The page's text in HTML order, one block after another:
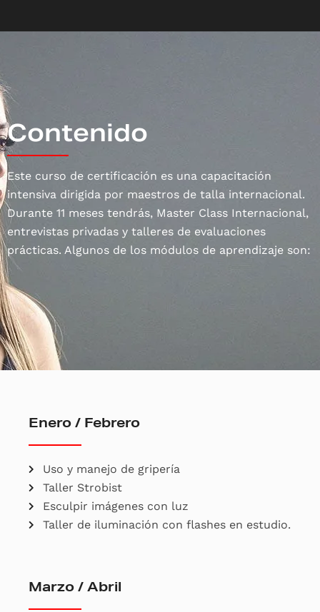
Contenido
Este curso de certificación es una capacitación
intensiva dirigida por maestros de talla internacional.
Durante 11 meses tendrás, Master Class Internacional,
entrevistas privadas y talleres de evaluaciones
prácticas. Algunos de los módulos de aprendizaje son:
Enero / Febrero
Uso y manejo de gripería
Taller Strobist
Esculpir imágenes con luz
Taller de iluminación con flashes en estudio.
Marzo / Abril